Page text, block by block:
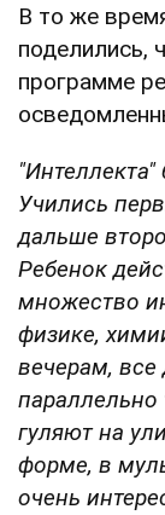
В то же
поделились,
программе
"Интеллекта"
Учились
дальше
Ребенок
множество
физике,
вечерам,
гуляют на
форме, в
очень